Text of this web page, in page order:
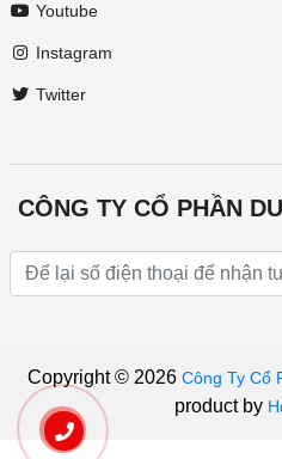
Youtube
Instagram
Twitter
CÔNG TY CỔ PHẦN
Copyright © 2026 Công Ty Cổ
product by